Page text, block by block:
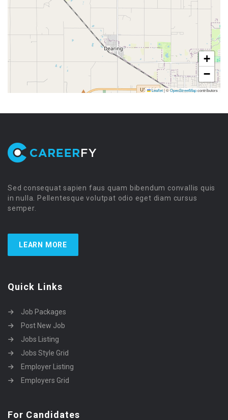
+
−
Leaflet|©OpenStreetMapcontributors
Sed consequat sapien faus quam bibendum convallis quis
in nulla. Pellentesque volutpat odio eget diam cursus
semper.
LEARN MORE
Quick Links
Job Packages
Post New Job
Jobs Listing
Jobs Style Grid
Employer Listing
Employers Grid
For Candidates